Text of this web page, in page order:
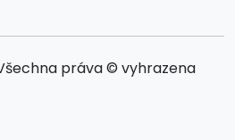
práva © vyhrazena